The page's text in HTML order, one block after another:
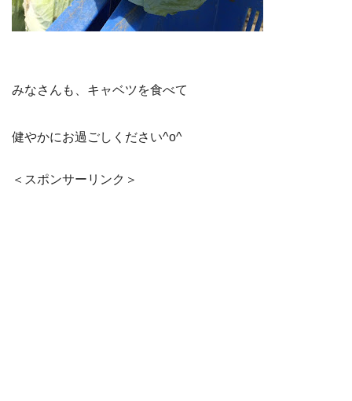
みなさんも、キャベツを食べて
健やかにお過ごしください^o^
＜スポンサーリンク＞